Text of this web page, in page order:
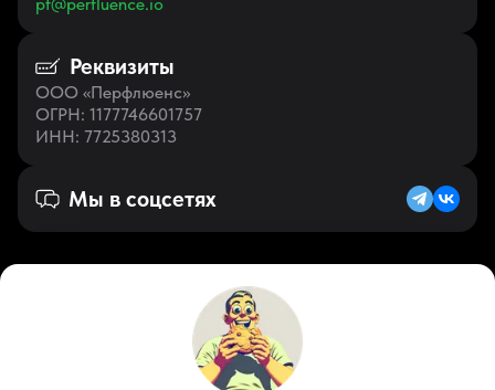
Реквизиты
ООО «Перфлюенс»
ОГРН: 1177746601757
ИНН: 7725380313
Мы в соцсетях
Русский (KZ)